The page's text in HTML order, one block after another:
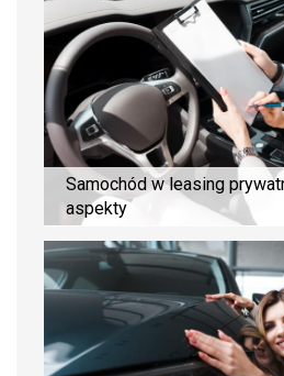
Samochód w leasing
aspekty